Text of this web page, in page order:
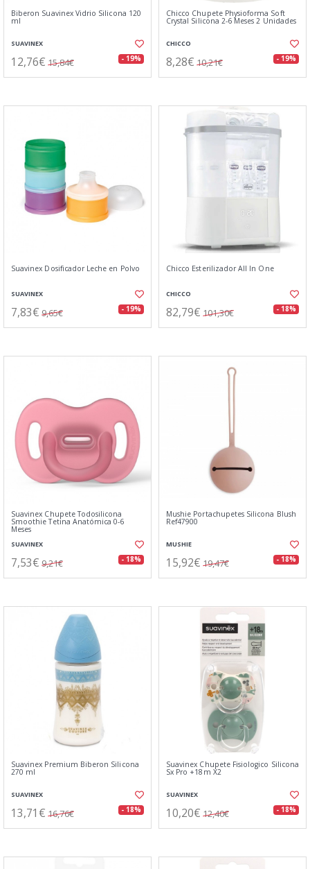
Biberon Suavinex Vidrio Silicona 120
ml
SUAVINEX
12,76€ 15,84€ - 19%
Chicco Chupete Physioforma Soft
Crystal Silicona 2-6 Meses 2 Unidades
CHICCO
8,28€ 10,21€ - 19%
Suavinex Dosificador Leche en Polvo
SUAVINEX
7,83€ 9,65€ - 19%
Chicco Esterilizador All In One
CHICCO
82,79€ 101,30€ - 18%
Suavinex Chupete Todosilicona
Smoothie Tetina Anatómica 0-6
Meses
SUAVINEX
7,53€ 9,21€ - 18%
Mushie Portachupetes Silicona Blush
Ref47900
MUSHIE
15,92€ 19,47€ - 18%
Suavinex Premium Biberon Silicona
270 ml
SUAVINEX
13,71€ 16,76€ - 18%
Suavinex Chupete Fisiologico Silicona
Sx Pro +18m X2
SUAVINEX
10,20€ 12,40€ - 18%